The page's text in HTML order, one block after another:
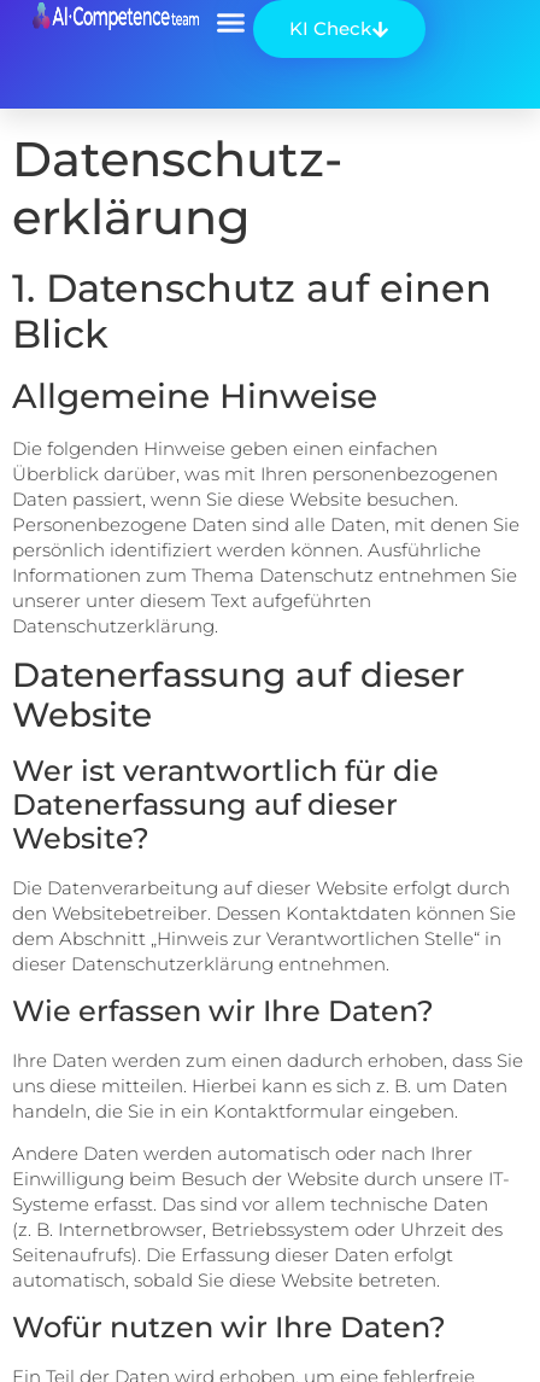
KI Check
Datenschutz­
erklärung
1. Datenschutz auf einen
Blick
Allgemeine Hinweise
Die folgenden Hinweise geben einen einfachen
Überblick darüber, was mit Ihren personenbezogenen
Daten passiert, wenn Sie diese Website besuchen.
Personenbezogene Daten sind alle Daten, mit denen Sie
persönlich identifiziert werden können. Ausführliche
Informationen zum Thema Datenschutz entnehmen Sie
unserer unter diesem Text aufgeführten
Datenschutzerklärung.
Datenerfassung auf dieser
Website
Wer ist verantwortlich für die
Datenerfassung auf dieser
Website?
Die Datenverarbeitung auf dieser Website erfolgt durch
den Websitebetreiber. Dessen Kontaktdaten können Sie
dem Abschnitt „Hinweis zur Verantwortlichen Stelle“ in
dieser Datenschutzerklärung entnehmen.
Wie erfassen wir Ihre Daten?
Ihre Daten werden zum einen dadurch erhoben, dass Sie
uns diese mitteilen. Hierbei kann es sich z. B. um Daten
handeln, die Sie in ein Kontaktformular eingeben.
Andere Daten werden automatisch oder nach Ihrer
Einwilligung beim Besuch der Website durch unsere IT-
Systeme erfasst. Das sind vor allem technische Daten
(z. B. Internetbrowser, Betriebssystem oder Uhrzeit des
Seitenaufrufs). Die Erfassung dieser Daten erfolgt
automatisch, sobald Sie diese Website betreten.
Wofür nutzen wir Ihre Daten?
Ein Teil der Daten wird erhoben, um eine fehlerfreie